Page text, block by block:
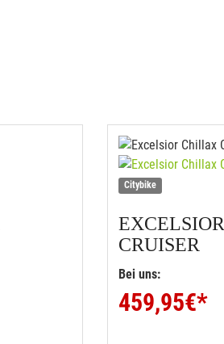
Citybike
EXCELSIOR
CRUISER
Bei uns:
459,95€*